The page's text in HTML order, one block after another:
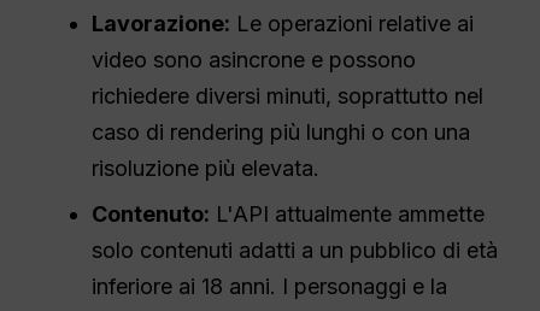
Lavorazione: Le operazioni relative ai
video sono asincrone e possono
richiedere diversi minuti, soprattutto nel
caso di rendering più lunghi o con una
risoluzione più elevata.
Contenuto: L'API attualmente ammette
solo contenuti adatti a un pubblico di età
inferiore ai 18 anni. I personaggi e la